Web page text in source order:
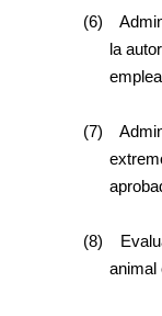
(6)
la
(7)
(8)
animal